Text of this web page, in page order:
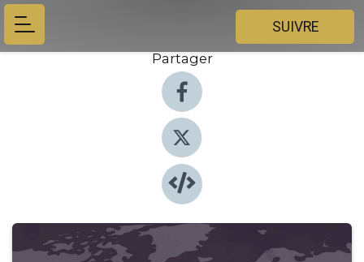
SUIVRE
Partager